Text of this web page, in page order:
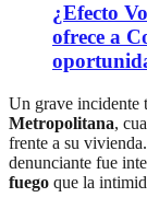
¿Efecto
ofrece a
Un grave incidente
Metropolitana,
frente a su
denunciante fue
fuego que la